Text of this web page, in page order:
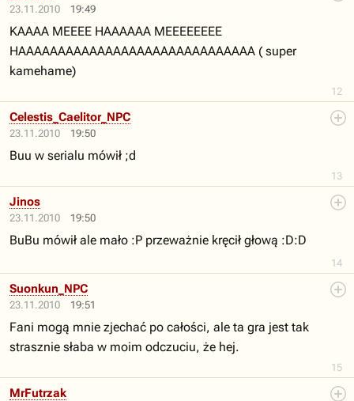
23.11.2010 19:49
12
KAAAA MEEEE HAAAAAA MEEEEEEEE
HAAAAAAAAAAAAAAAAAAAAAAAAAAAAAA ( super
kamehame)
23.11.2010 19:50
13
Celestis_Caelitor_NPC
Buu w serialu mówił ;d
23.11.2010 19:50
14
Jinos
BuBu mówił ale mało :P przeważnie kręcił głową :D:D
23.11.2010 19:51
15
Suonkun_NPC
Fani mogą mnie zjechać po całości, ale ta gra jest tak
strasznie słaba w moim odczuciu, że hej.
MrFutrzak